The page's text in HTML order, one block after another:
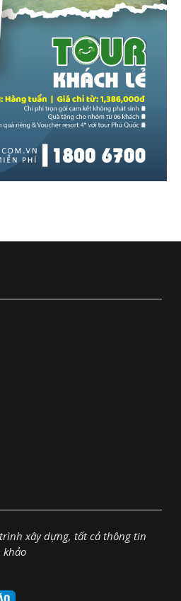
xây dựng, tất cả thông tin